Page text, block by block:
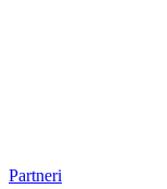
Partneri